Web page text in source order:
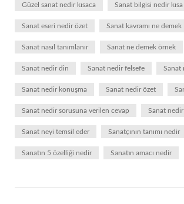
Güzel sanat nedir kısaca Sanat bilgisi nedir kısa
Sanat eseri nedir özet Sanat kavramı ne demek
Sanat nasıl tanımlanır Sanat ne demek örnek
Sanat nedir din Sanat nedir felsefe Sanat
Sanat nedir konuşma Sanat nedir özet
Sanat nedir sorusuna verilen cevap Sanat
Sanat neyi temsil eder Sanatçının tanımı nedir
Sanatın 5 özelliği nedir Sanatın amacı nedir